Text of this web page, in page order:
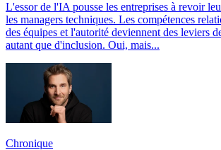
L'essor de l'IA pousse les entreprises à revoir
les managers techniques. Les compétences
des équipes et l'autorité deviennent des leviers
autant que d'inclusion. Oui, mais...
Chronique